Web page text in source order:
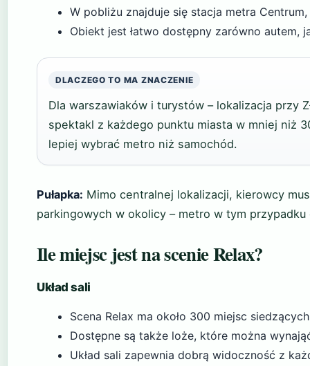
W pobliżu znajduje się stacja metra
Obiekt jest łatwo dostępny zarówno autem,
DLACZEGO TO MA ZNACZENIE
Dla warszawiaków i turystów – lokalizacja przy
spektakl z każdego punktu miasta w mniej niż
lepiej wybrać metro niż samochód.
Pułapka: Mimo centralnej lokalizacji, kierowcy
parkingowych w okolicy – metro w tym
Ile miejsc jest na scenie Relax?
Układ sali
Scena Relax ma około 300 miejsc
Dostępne są także loże, które można
Układ sali zapewnia dobrą widoczność z